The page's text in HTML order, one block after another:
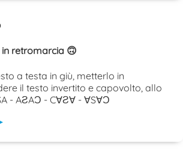
retromarcia 🙃
a testa in giù, metterlo in
il testo invertito e capovolto, allo
- AƧAƆ - C∀Ƨ∀ - ∀S∀Ɔ